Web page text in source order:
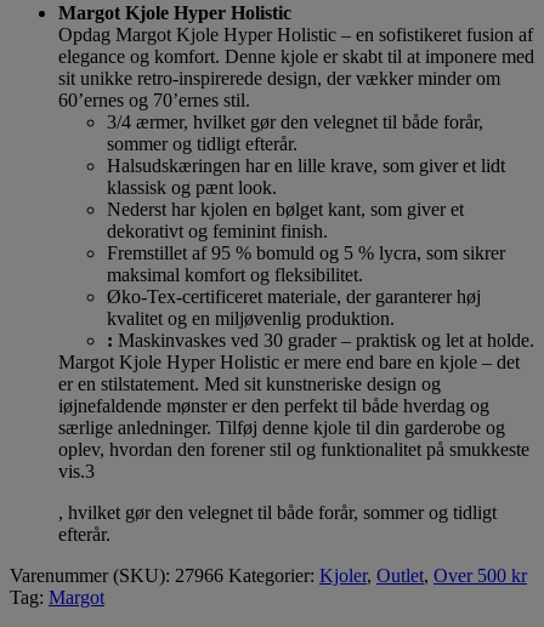
Margot Kjole Hyper Holistic
Opdag Margot Kjole Hyper Holistic – en sofistikeret fusion af
elegance og komfort. Denne kjole er skabt til at imponere med
sit unikke retro-inspirerede design, der vækker minder om
60’ernes og 70’ernes stil.
3/4 ærmer, hvilket gør den velegnet til både forår,
sommer og tidligt efterår.
Halsudskæringen har en lille krave, som giver et lidt
klassisk og pænt look.
Nederst har kjolen en bølget kant, som giver et
dekorativt og feminint finish.
Fremstillet af 95 % bomuld og 5 % lycra, som sikrer
maksimal komfort og fleksibilitet.
Øko-Tex-certificeret materiale, der garanterer høj
kvalitet og en miljøvenlig produktion.
: Maskinvaskes ved 30 grader – praktisk og let at holde.
Margot Kjole Hyper Holistic er mere end bare en kjole – det
er en stilstatement. Med sit kunstneriske design og
iøjnefaldende mønster er den perfekt til både hverdag og
særlige anledninger. Tilføj denne kjole til din garderobe og
oplev, hvordan den forener stil og funktionalitet på smukkeste
vis.3
, hvilket gør den velegnet til både forår, sommer og tidligt
efterår.
Varenummer (SKU): 27966 Kategorier: Kjoler, Outlet, Over 500 kr
Tag: Margot